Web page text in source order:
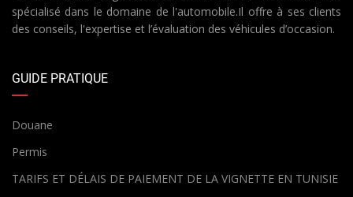
spécialisé dans le domaine de l'automobile.Il offre à ses clients
des conseils, l'expertise et l’évaluation des véhicules d’occasion.
GUIDE PRATIQUE
Douane
Permis
TARIFS ET DÉLAIS DE PAIEMENT DE LA VIGNETTE EN TUNISIE